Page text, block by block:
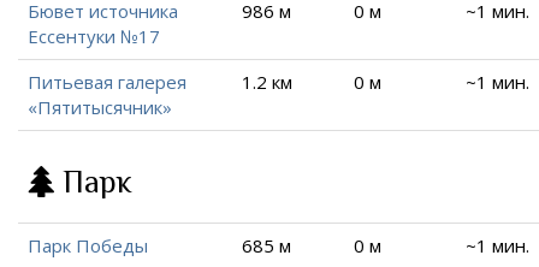
Бювет источника
Ессентуки №17
986 м 0 м ~1 мин.
Питьевая галерея
«Пятитысячник»
1.2 км 0 м ~1 мин.
Парк
Парк Победы 685 м 0 м
~1 мин.